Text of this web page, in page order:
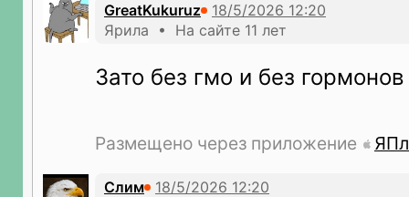
GreatKukuruz
Ярила • На сайте 11 лет
Зато без гмо и без
Размещено через приложение
Слим